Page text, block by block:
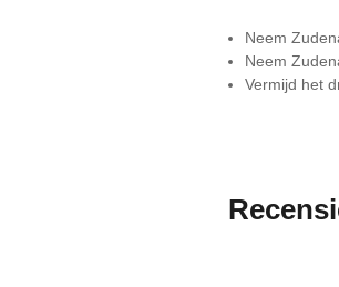
Neem
Neem
Vermijd het